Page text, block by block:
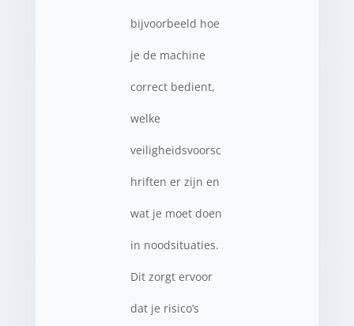
bijvoorbeeld hoe
je de machine
correct bedient,
welke
veiligheidsvoorsc
hriften er zijn en
wat je moet doen
in noodsituaties.
Dit zorgt ervoor
dat je risico’s